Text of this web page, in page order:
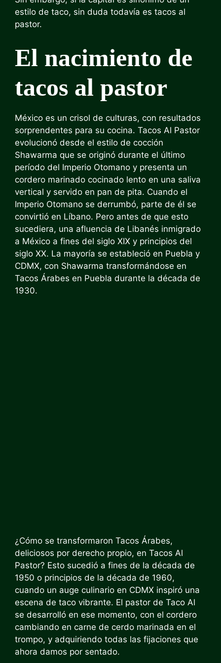
estilo de taco, sin duda todavía es tacos al
pastor.
El nacimiento de
tacos al pastor
México es un crisol de culturas, con resultados
sorprendentes para su cocina. Tacos Al Pastor
evolucionó desde el estilo de cocción
Shawarma que se originó durante el último
período del Imperio Otomano y presenta un
cordero marinado cocinado lento en una saliva
vertical y servido en pan de pita. Cuando el
Imperio Otomano se derrumbó, parte de él se
convirtió en Líbano. Pero antes de que esto
sucediera, una afluencia de Libanés inmigrado
a México a fines del siglo XIX y principios del
siglo XX. La mayoría se estableció en Puebla y
CDMX, con Shawarma transformándose en
Tacos Árabes en Puebla durante la década de
1930.
¿Cómo se transformaron Tacos Árabes,
deliciosos por derecho propio, en Tacos Al
Pastor? Esto sucedió a fines de la década de
1950 o principios de la década de 1960,
cuando un auge culinario en CDMX inspiró una
escena de taco vibrante. El pastor de Taco Al
se desarrolló en ese momento, con el cordero
cambiando en carne de cerdo marinada en el
trompo, y adquiriendo todas las fijaciones que
ahora damos por sentado.